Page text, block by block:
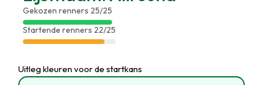
Gekozen renners 25/25
Startende renners 22/25
Uitleg kleuren voor de startkans